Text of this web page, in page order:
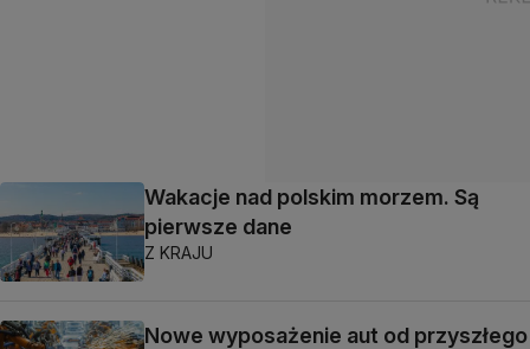
Wakacje nad polskim morzem. Są
pierwsze dane
Z KRAJU
Nowe wyposażenie aut od przyszłego